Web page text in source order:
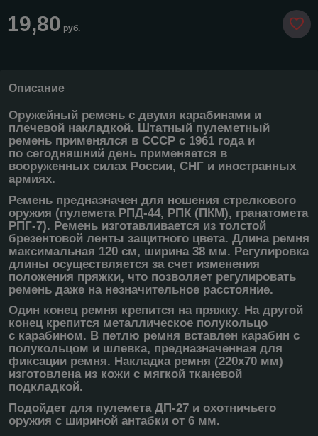
19,80 руб.
Описание
Оружейный ремень с двумя карабинами и
плечевой накладкой. Штатный пулеметный
ремень применялся в СССР с 1961 года и
по сегодняшний день применяется в
вооруженных силах России, СНГ и иностранных
армиях.
Ремень предназначен для ношения стрелкового
оружия (пулемета РПД-44, РПК (ПКМ), гранатомета
РПГ-7). Ремень изготавливается из толстой
брезентовой ленты защитного цвета. Длина ремня
максимальная 120 см, ширина 38 мм. Регулировка
длины осуществляется за счет изменения
положения пряжки, что позволяет регулировать
ремень даже на незначительное расстояние.
Один конец ремня крепится на пряжку. На другой
конец крепится металлическое полукольцо
с карабином. В петлю ремня вставлен карабин с
полукольцом и шлевка, предназначенная для
фиксации ремня. Накладка ремня (220х70 мм)
изготовлена из кожи с мягкой тканевой
подкладкой.
Подойдет для пулемета ДП-27 и охотничьего
оружия с шириной антабки от 6 мм.